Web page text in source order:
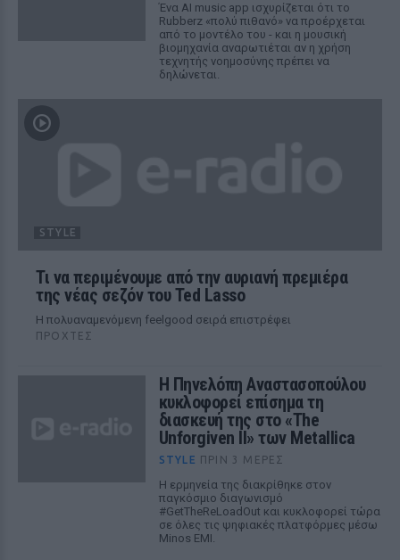
Ένα AI music app ισχυρίζεται ότι το
Rubberz «πολύ πιθανό» να προέρχεται
από το μοντέλο του - και η μουσική
βιομηχανία αναρωτιέται αν η χρήση
τεχνητής νοημοσύνης πρέπει να
δηλώνεται.
STYLE
Τι να περιμένουμε από την αυριανή πρεμιέρα
της νέας σεζόν του Ted Lasso
Η πολυαναμενόμενη feelgood σειρά επιστρέφει
ΠΡΟΧΤΈΣ
Η Πηνελόπη Αναστασοπούλου
κυκλοφορεί επίσημα τη
διασκευή της στο «The
Unforgiven II» των Metallica
STYLE ΠΡΙΝ 3 ΜΈΡΕΣ
Η ερμηνεία της διακρίθηκε στον
παγκόσμιο διαγωνισμό
#GetTheReLoadOut και κυκλοφορεί τώρα
σε όλες τις ψηφιακές πλατφόρμες μέσω
Minos EMI.